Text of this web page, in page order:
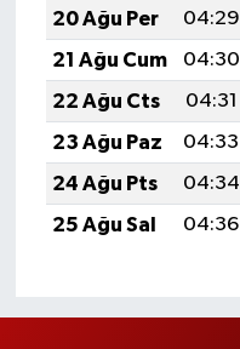
20 Ağu Per
04:29
21 Ağu Cum
04:30
22 Ağu Cts
04:31
23 Ağu Paz
04:33
24 Ağu Pts
04:34
25 Ağu Sal
04:36